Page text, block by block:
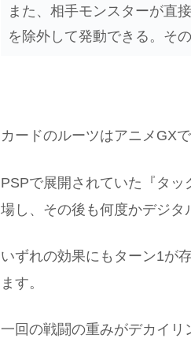
また、相手モンスターが直
を除外して発動できる。そ
カードのルーツはアニメGX
PSPで展開されていた『タ
場し、その後も何度かデジタ
いずれの効果にもターン1が
ます。
一回の戦闘の重みがデカイリ